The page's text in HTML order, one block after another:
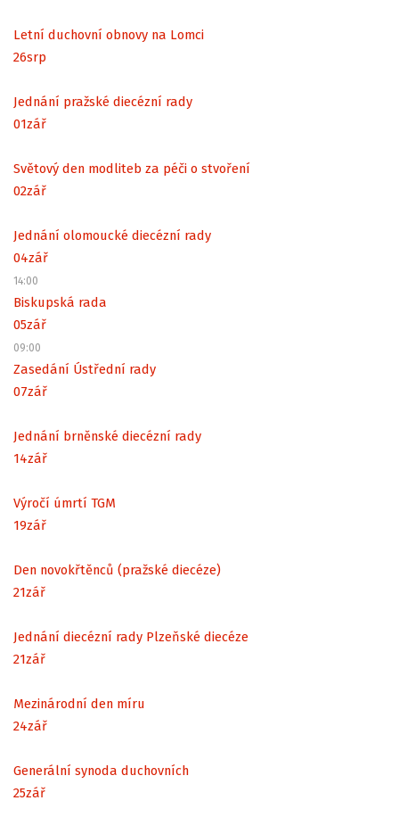
Letní duchovní obnovy na Lomci
26srp
Jednání pražské diecézní rady
01zář
Světový den modliteb za péči o stvoření
02zář
Jednání olomoucké diecézní rady
04zář
14:00
Biskupská rada
05zář
09:00
Zasedání Ústřední rady
07zář
Jednání brněnské diecézní rady
14zář
Výročí úmrtí TGM
19zář
Den novokřtěnců (pražské diecéze)
21zář
Jednání diecézní rady Plzeňské diecéze
21zář
Mezinárodní den míru
24zář
Generální synoda duchovních
25zář